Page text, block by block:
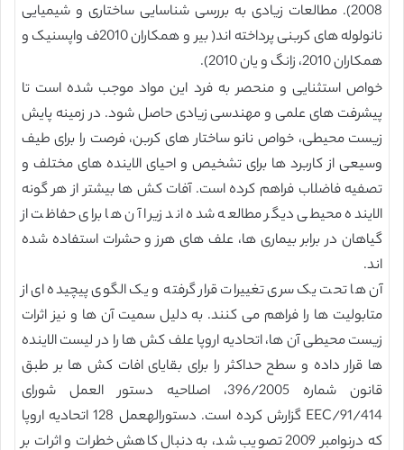
2008). مطالعات زیادی به بررسی شناسایی ساختاری و شیمیایی
نانولوله های کربنی پرداخته اند( بیر و همکاران 2010ف واپسنیک و
همکاران 2010، زانگ و یان 2010).
خواص استثنایی و منحصر به فرد این مواد موجب شده است تا
پیشرفت های علمی و مهندسی زیادی حاصل شود. در زمینه پایش
زیست محیطی، خواص نانو ساختار های کربن، فرصت را برای طیف
وسیعی از کاربرد ها برای تشخیص و احیای الاینده های مختلف و
تصفیه فاضلاب فراهم کرده است. آفات کش ها بیشتر از هر گونه
الاینده محیطی دیگر مطالعه شده اند زیرا آن ها برای حفاظت از
گیاهان در برابر بیماری ها، علف های هرز و حشرات استفاده شده
اند.
آن ها تحت یک سری تغییرات قرار گرفته و یک الگوی پیچیده ای از
متابولیت ها را فراهم می کنند. به دلیل سمیت آن ها و نیز اثرات
زیست محیطی آن ها، اتحادیه اروپا علف کش ها را در لیست الاینده
ها قرار داده و سطح حداکثر را برای بقایای افات کش ها بر طبق
قانون شماره 396/2005، اصلاحیه دستور العمل شورای
91/414/EEC گزارش کرده است. دستورالهعمل 128 اتحادیه اروپا
که درنوامبر 2009 تصویب شد، به دنبال کاهش خطرات و اثرات بر